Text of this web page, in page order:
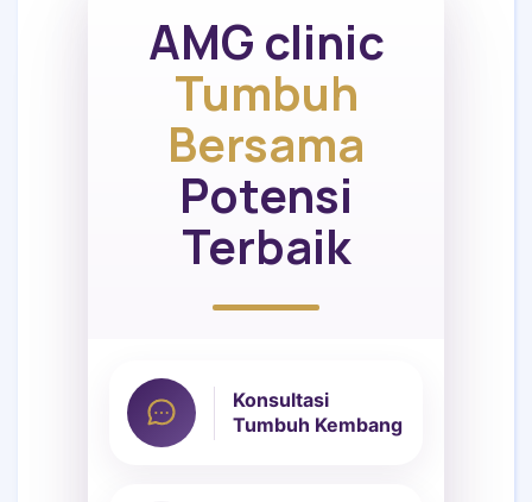
AMG clinic
Tumbuh
Bersama
Potensi
Terbaik
Konsultasi
Tumbuh Kembang